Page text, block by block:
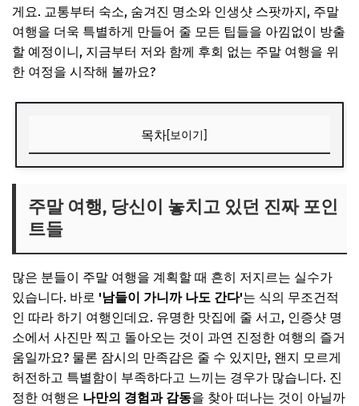
게요. 교통부터 숙소, 숨겨진 명소와 인생샷 스팟까지, 주말
여행을 더욱 특별하게 만들어 줄 모든 팁들을 아낌없이 방출
할 예정이니, 지금부터 저와 함께 후회 없는 주말 여행을 위
한 여정을 시작해 볼까요?
목차[보이기]
📌 지금 뜨는 꿀정보! 놓치지 마세요
추가할인 코드 WRVE6
성공적인 주말 여행을 위한 실전 준비 꿀팁!
1. 교통편, 스마트하게 선택하기
2. 숙소, 단순히 잠만 자는 곳이 아니에요!
📌 지금 뜨는 꿀정보! 놓치지 마세요
추가할인 코드 WRVE6
남들 다 가는 곳 말고, 나만의 '숨겨진 보석' 찾는 비법
주말 여행, 당신이 놓치고 있던 진짜 포인
트들
많은 분들이 주말 여행을 계획할 때 흔히 저지르는 실수가
있습니다. 바로 '남들이 가니까 나도 간다'는 식의 무조건적
인 따라 하기 여행인데요. 유명한 맛집에 줄 서고, 인증샷 명
소에서 사진만 찍고 돌아오는 것이 과연 진정한 여행의 즐거
움일까요? 물론 잠시의 만족감은 줄 수 있지만, 왠지 모르게
허전하고 특별함이 부족하다고 느끼는 경우가 많습니다. 진
정한 여행은 나만의 경험과 감동을 찾아 떠나는 것이 아닐까